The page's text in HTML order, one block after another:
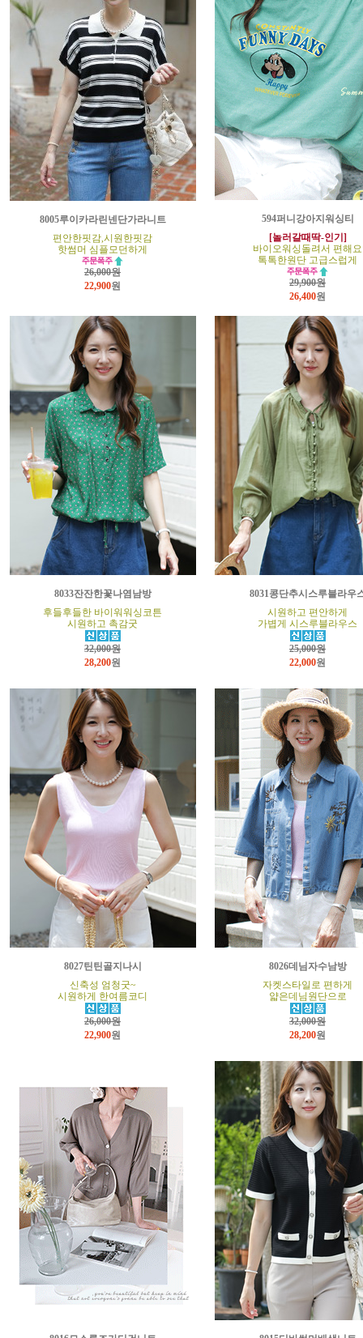
8005루이카라린넨단가라니트
편안한핏감,시원한핏감
핫썸머 심플모던하게
26,000원
22,900원
594퍼니강아지워싱티
[놀러갈때딱-인기]
바이오워싱돌려서 편해요
톡톡한원단 고급스럽게
29,900원
26,400원
8033잔잔한꽃나염남방
후들후들한 바이워워싱코튼
시원하고 촉감굿
32,000원
28,200원
8031콩단추시스루블라우
시원하고 편안하게
가볍게 시스루블라우스
25,000원
22,000원
8027틴틴골지나시
신축성 엄청굿~
시원하게 한여름코디
26,000원
22,900원
8026데님자수남방
자켓스타일로 편하게
얇은데님원단으로
32,000원
28,200원